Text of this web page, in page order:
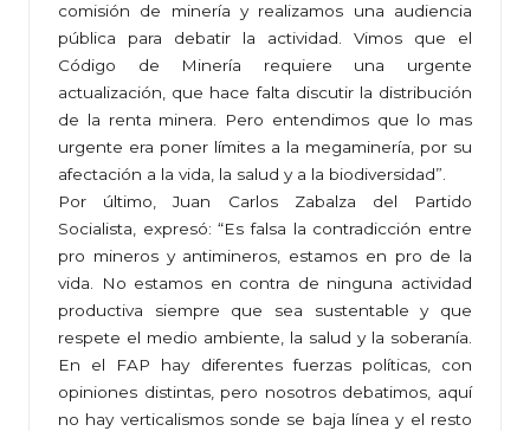
comisión de minería y realizamos una audiencia
pública para debatir la actividad. Vimos que el
Código de Minería requiere una urgente
actualización, que hace falta discutir la distribución
de la renta minera. Pero entendimos que lo mas
urgente era poner límites a la megaminería, por su
afectación a la vida, la salud y a la biodiversidad”.
Por último, Juan Carlos Zabalza del Partido
Socialista, expresó: “Es falsa la contradicción entre
pro mineros y antimineros, estamos en pro de la
vida. No estamos en contra de ninguna actividad
productiva siempre que sea sustentable y que
respete el medio ambiente, la salud y la soberanía.
En el FAP hay diferentes fuerzas políticas, con
opiniones distintas, pero nosotros debatimos, aquí
no hay verticalismos sonde se baja línea y el resto